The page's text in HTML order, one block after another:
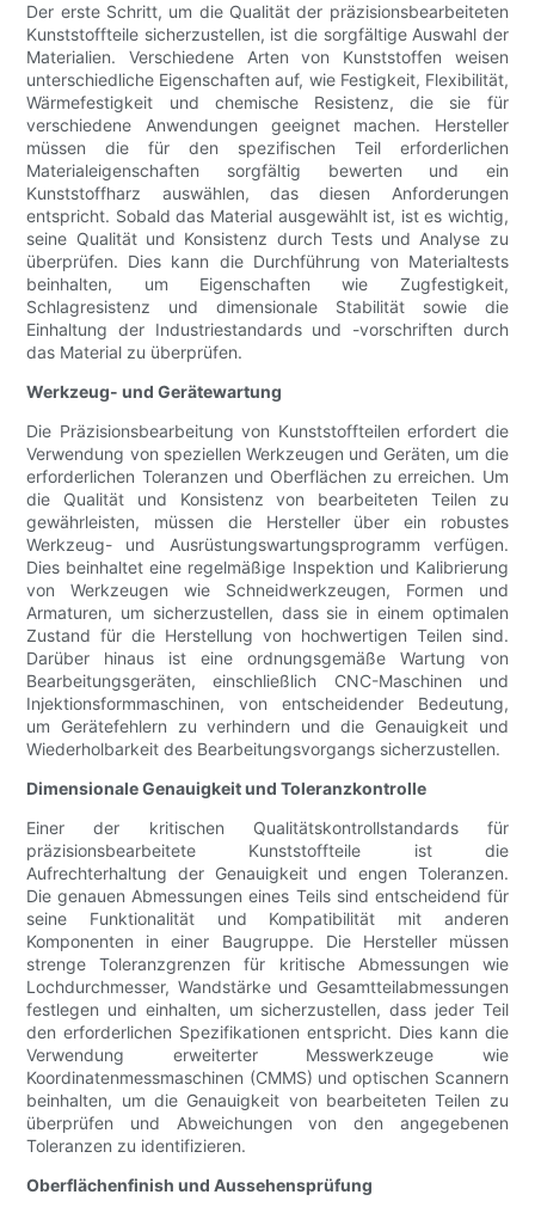
Der erste Schritt, um die Qualität der präzisionsbearbeiteten
Kunststoffteile sicherzustellen, ist die sorgfältige Auswahl der
Materialien. Verschiedene Arten von Kunststoffen weisen
unterschiedliche Eigenschaften auf, wie Festigkeit, Flexibilität,
Wärmefestigkeit und chemische Resistenz, die sie für
verschiedene Anwendungen geeignet machen. Hersteller
müssen die für den spezifischen Teil erforderlichen
Materialeigenschaften sorgfältig bewerten und ein
Kunststoffharz auswählen, das diesen Anforderungen
entspricht. Sobald das Material ausgewählt ist, ist es wichtig,
seine Qualität und Konsistenz durch Tests und Analyse zu
überprüfen. Dies kann die Durchführung von Materialtests
beinhalten, um Eigenschaften wie Zugfestigkeit,
Schlagresistenz und dimensionale Stabilität sowie die
Einhaltung der Industriestandards und -vorschriften durch
das Material zu überprüfen.
Werkzeug- und Gerätewartung
Die Präzisionsbearbeitung von Kunststoffteilen erfordert die
Verwendung von speziellen Werkzeugen und Geräten, um die
erforderlichen Toleranzen und Oberflächen zu erreichen. Um
die Qualität und Konsistenz von bearbeiteten Teilen zu
gewährleisten, müssen die Hersteller über ein robustes
Werkzeug- und Ausrüstungswartungsprogramm verfügen.
Dies beinhaltet eine regelmäßige Inspektion und Kalibrierung
von Werkzeugen wie Schneidwerkzeugen, Formen und
Armaturen, um sicherzustellen, dass sie in einem optimalen
Zustand für die Herstellung von hochwertigen Teilen sind.
Darüber hinaus ist eine ordnungsgemäße Wartung von
Bearbeitungsgeräten, einschließlich CNC-Maschinen und
Injektionsformmaschinen, von entscheidender Bedeutung,
um Gerätefehlern zu verhindern und die Genauigkeit und
Wiederholbarkeit des Bearbeitungsvorgangs sicherzustellen.
Dimensionale Genauigkeit und Toleranzkontrolle
Einer der kritischen Qualitätskontrollstandards für
präzisionsbearbeitete Kunststoffteile ist die
Aufrechterhaltung der Genauigkeit und engen Toleranzen.
Die genauen Abmessungen eines Teils sind entscheidend für
seine Funktionalität und Kompatibilität mit anderen
Komponenten in einer Baugruppe. Die Hersteller müssen
strenge Toleranzgrenzen für kritische Abmessungen wie
Lochdurchmesser, Wandstärke und Gesamtteilabmessungen
festlegen und einhalten, um sicherzustellen, dass jeder Teil
den erforderlichen Spezifikationen entspricht. Dies kann die
Verwendung erweiterter Messwerkzeuge wie
Koordinatenmessmaschinen (CMMS) und optischen Scannern
beinhalten, um die Genauigkeit von bearbeiteten Teilen zu
überprüfen und Abweichungen von den angegebenen
Toleranzen zu identifizieren.
Oberflächenfinish und Aussehensprüfung